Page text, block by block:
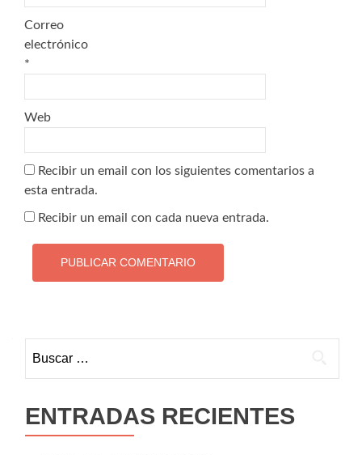
Correo
electrónico
*
Web
Recibir un email con los siguientes comentarios a
esta entrada.
Recibir un email con cada nueva entrada.
ENTRADAS RECIENTES